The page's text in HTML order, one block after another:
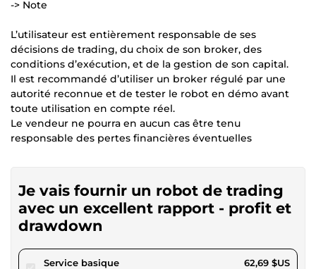
-> Note
L’utilisateur est entièrement responsable de ses
décisions de trading, du choix de son broker, des
conditions d’exécution, et de la gestion de son capital.
Il est recommandé d’utiliser un broker régulé par une
autorité reconnue et de tester le robot en démo avant
toute utilisation en compte réel.
Le vendeur ne pourra en aucun cas être tenu
responsable des pertes financières éventuelles
Je vais fournir un robot de trading
avec un excellent rapport - profit et
drawdown
Service basiquepour 57,78 $US 62,69 $US